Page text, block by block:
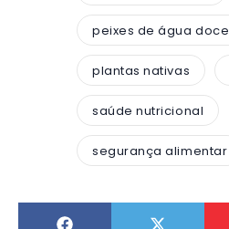
peixes de água doce
plantas nativas
saúde nutricional
segurança alimentar